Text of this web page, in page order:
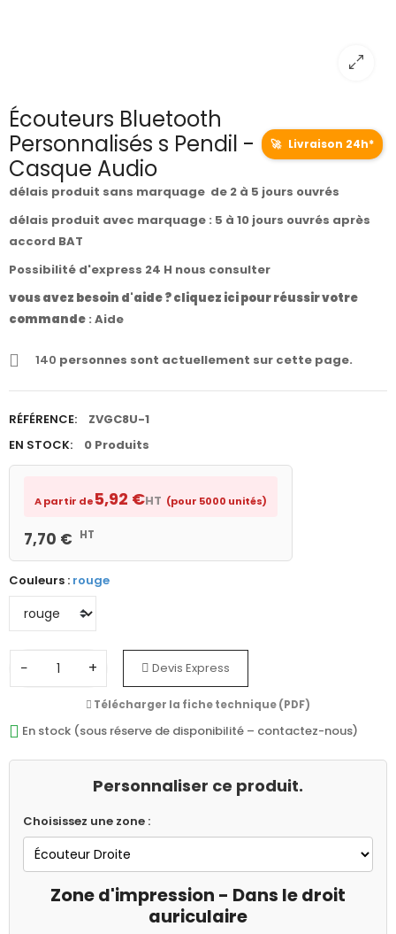
Écouteurs Bluetooth
Personnalisés s Pendil -
Casque Audio
🚀 Livraison 24h*
délais produit sans marquage de 2 à 5 jours ouvrés
délais produit avec marquage : 5 à 10 jours ouvrés après
accord BAT
Possibilité d'express 24 H nous consulter
vous avez besoin d'aide ? cliquez ici pour réussir votre
commande : Aide
140 personnes sont actuellement sur cette page.
RÉFÉRENCE:
ZVGC8U-1
EN STOCK:
0 Produits
A partir de5,92 €HT (pour 5000 unités)
7,70 € HT
Couleurs : rouge
− + Devis Express
Télécharger la fiche technique (PDF)
En stock (sous réserve de disponibilité – contactez-nous)
Personnaliser ce produit.
Choisissez une zone :
Zone d'impression - Dans le droit
auriculaire